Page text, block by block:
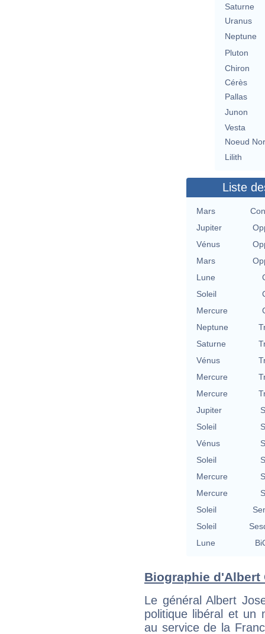
Saturne
Uranus
Neptune
Pluton
Chiron
Cérès
Pallas
Junon
Vesta
Noeud
Lilith
Liste
Mars
Jupiter
Vénus
Mars
Lune
Soleil
Mercure
Neptune
Saturne
Vénus
Mercure
Mercure
Jupiter
Soleil
Vénus
Soleil
Mercure
Mercure
Soleil
Soleil
Lune
Biographie
Le général Albert
politique libéral et un
au service de la